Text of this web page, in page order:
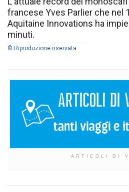
francese Yves Parlier che nel
Aquitaine Innovations ha
minuti.
© Riproduzione riservata
ARTICOLI DI